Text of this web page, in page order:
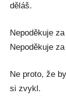
děláš.
Nepoděkuje
Nepoděkuje
Ne proto, že
si zvykl.